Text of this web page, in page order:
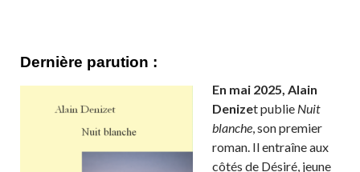
Dernière parution :
En mai 2025, Alain
Denizet publie Nuit
blanche, son premier
roman. Il entraîne aux
côtés de Désiré, jeune